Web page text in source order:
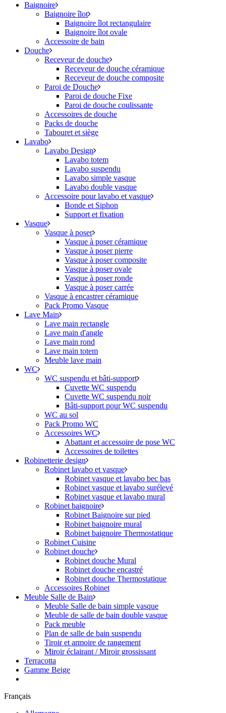
Baignoire
Baignoire îlot
Baignoire îlot rectangulaire
Baignoire îlot ovale
Accessoire de bain
Douche
Receveur de douche
Receveur de douche céramique
Receveur de douche composite
Paroi de Douche
Paroi de douche Fixe
Paroi de douche coulissante
Accessoires de douche
Packs de douche
Tabouret et siège
Lavabo
Lavabo Design
Lavabo totem
Lavabo suspendu
Lavabo simple vasque
Lavabo double vasque
Accessoire pour lavabo et vasque
Bonde et Siphon
Support et fixation
Vasque
Vasque à poser
Vasque à poser céramique
Vasque à poser pierre
Vasque à poser composite
Vasque à poser ovale
Vasque à poser ronde
Vasque à poser carrée
Vasque à encastrer céramique
Pack Promo Vasque
Lave Main
Lave main rectangle
Lave main d'angle
Lave main rond
Lave main totem
Meuble lave main
WC
WC suspendu et bâti-support
Cuvette WC suspendu
Cuvette WC suspendu noir
Bâti-support pour WC suspendu
WC au sol
Pack Promo WC
Accessoires WC
Abattant et accessoire de pose WC
Accessoires de toilettes
Robinetterie design
Robinet lavabo et vasque
Robinet vasque et lavabo bec bas
Robinet vasque et lavabo surélevé
Robinet vasque et lavabo mural
Robinet baignoire
Robinet Baignoire sur pied
Robinet baignoire mural
Robinet baignoire Thermostatique
Robinet Cuisine
Robinet douche
Robinet douche Mural
Robinet douche encastré
Robinet douche Thermostatique
Accessoires Robinet
Meuble Salle de Bain
Meuble Salle de bain simple vasque
Meuble de salle de bain double vasque
Pack meuble
Plan de salle de bain suspendu
Tiroir et armoire de rangement
Miroir éclairant / Miroir grossissant
Terracotta
Gamme Beige
Français